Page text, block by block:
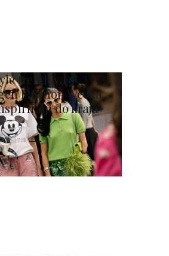
trendova s
Fashion Weeka
do kraja